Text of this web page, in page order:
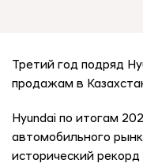
Третий год подряд
продажам в
Hyundai по итогам
автомобильного
исторический